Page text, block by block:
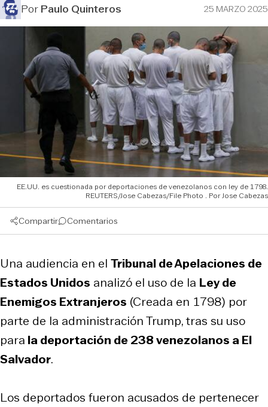
PorPaulo Quinteros 25 MARZO 2025
EE.UU. es cuestionada por deportaciones de venezolanos con ley de 1798.
REUTERS/Jose Cabezas/File Photo
Jose Cabezas
Compartir Comentarios
Una audiencia en el Tribunal de Apelaciones de
Estados Unidos analizó el uso de la Ley de
Enemigos Extranjeros (Creada en 1798) por
parte de la administración Trump, tras su uso
para la deportación de 238 venezolanos a El
Salvador.
Los deportados fueron acusados de pertenecer